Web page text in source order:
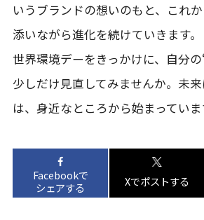
いうブランドの想いのもと、これ
添いながら進化を続けていきます。
世界環境デーをきっかけに、自分
少しだけ見直してみませんか。未
は、身近なところから始まっていま
Facebookで
シェアする
Xでポストする